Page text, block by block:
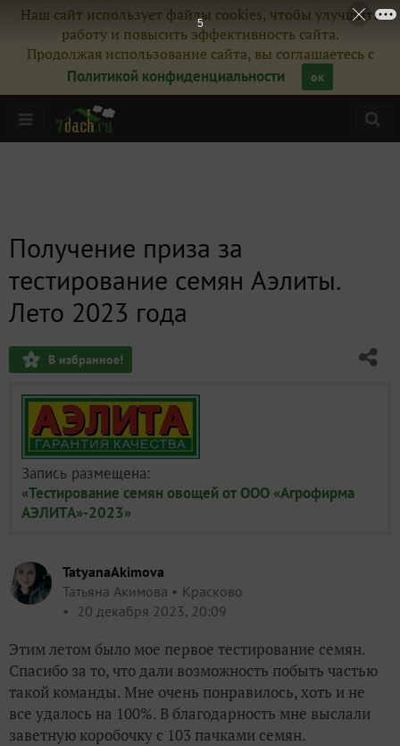
Наш сайт использует файлы cookies, чтобы улучшить
работу и повысить эффективность сайта.
Продолжая использование сайта, вы соглашаетесь с
Политикой конфиденциальности
ок
Получение приза за
тестирование семян Аэлиты.
Лето 2023 года
В избранное!
Запись размещена:
«Тестирование семян овощей от ООО «Агрофирма
АЭЛИТА»-2023»
TatyanaAkimova
Татьяна Акимова
Красково
20 декабря 2023, 20:09
Этим летом было мое первое тестирование семян.
Спасибо за то, что дали возможность побыть частью
такой команды. Мне очень понравилось, хоть и не
все удалось на 100%. В благодарность мне выслали
заветную коробочку с 103 пачками семян.
3